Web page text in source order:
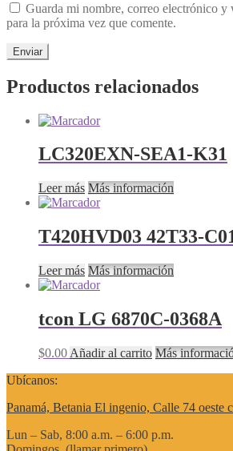
Guarda mi nombre, correo electrónico y
para la próxima vez que comente.
Productos relacionados
LC320EXN-SEA1-K31
Leer más Más información
T420HVD03 42T33-
Leer más Más información
tcon LG 6870C-0368A
$0.00 Añadir al carrito Más
Ubícanos:
Panamá, Betania El ingenio, Calle 74 oeste
Lun – Sab, 8:00 a.m. – 6:00 p.m.